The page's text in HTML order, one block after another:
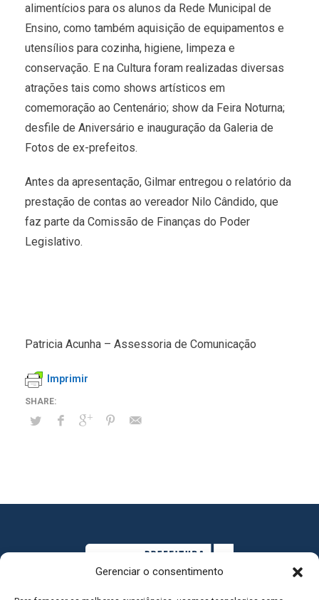
Gerenciar o consentimento
alimentícios para os alunos da Rede Municipal de
Ensino, como também aquisição de equipamentos e
utensílios para cozinha, higiene, limpeza e
conservação. E na Cultura foram realizadas diversas
atrações tais como shows artísticos em
comemoração ao Centenário; show da Feira Noturna;
desfile de Aniversário e inauguração da Galeria de
Fotos de ex-prefeitos.
Antes da apresentação, Gilmar entregou o relatório da
prestação de contas ao vereador Nilo Cândido, que
faz parte da Comissão de Finanças do Poder
Legislativo.
Patricia Acunha – Assessoria de Comunicação
Imprimir